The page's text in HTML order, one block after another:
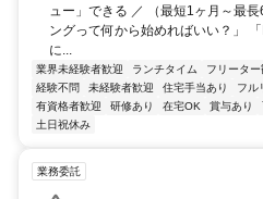
ュー」できる ／ （最短1ヶ月～最
ングって何から始めればいい？」
に...
業界未経験者歓迎 ランチタイム フリーター
経験不問
未経験者歓迎 住宅手当あり フル
有資格者歓迎
研修あり 在宅OK 賞与あり
土日祝休み
業務委託